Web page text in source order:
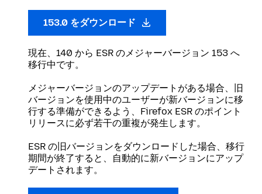
153.0 をダウンロード
現在、140 から ESR のメジャーバージョン 153 へ
移行中です。
メジャーバージョンのアップデートがある場合、旧
バージョンを使用中のユーザーが新バージョンに移
行する準備ができるよう、Firefox ESR のポイント
リリースに必ず若干の重複が発生します。
ESR の旧バージョンをダウンロードした場合、移行
期間が終了すると、自動的に新バージョンにアップ
デートされます。